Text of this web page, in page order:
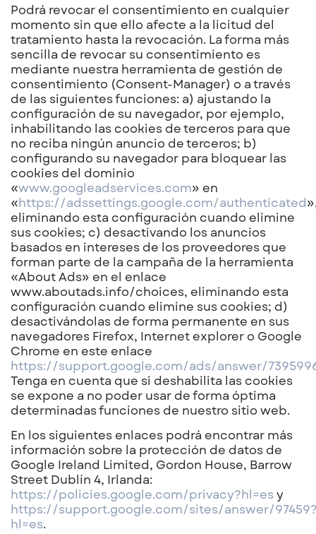
Podrá revocar el consentimiento en cualquier
momento sin que ello afecte a la licitud del
tratamiento hasta la revocación. La forma más
sencilla de revocar su consentimiento es
mediante nuestra herramienta de gestión de
consentimiento (Consent-Manager) o a través
de las siguientes funciones: a) ajustando la
configuración de su navegador, por ejemplo,
inhabilitando las cookies de terceros para que
no reciba ningún anuncio de terceros; b)
configurando su navegador para bloquear las
cookies del dominio
«www.googleadservices.com» en
«https://adssettings.google.com/authenticated
eliminando esta configuración cuando elimine
sus cookies; c) desactivando los anuncios
basados en intereses de los proveedores que
forman parte de la campaña de la herramienta
«About Ads» en el enlace
www.aboutads.info/choices, eliminando esta
configuración cuando elimine sus cookies; d)
desactivándolas de forma permanente en sus
navegadores Firefox, Internet explorer o Google
Chrome en este enlace
https://support.google.com/ads/answer/
Tenga en cuenta que si deshabilita las cookies
se expone a no poder usar de forma óptima
determinadas funciones de nuestro sitio web.
En los siguientes enlaces podrá encontrar más
información sobre la protección de datos de
Google Ireland Limited, Gordon House, Barrow
Street Dublín 4, Irlanda:
https://policies.google.com/privacy?hl=esy
https://support.google.com/sites/answer/
hl=es.